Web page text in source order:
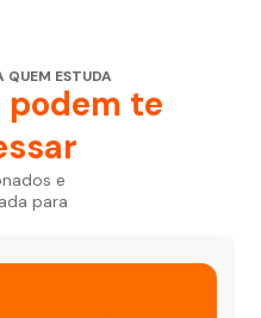
QUEM ESTUDA
podem te
e
para